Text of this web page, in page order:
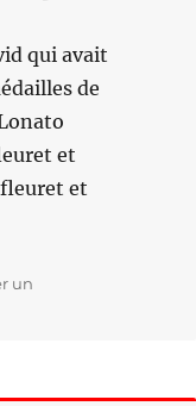
qui avait
de
et
et
un